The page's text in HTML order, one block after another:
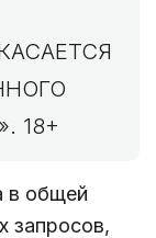
18+
в общей
запросов,